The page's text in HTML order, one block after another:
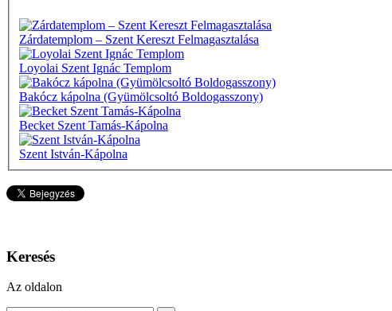
Zárdatemplom – Szent Kereszt Felmagasztalása
Loyolai Szent Ignác Templom
Bakócz kápolna (Gyümölcsoltó Boldogasszony)
Becket Szent Tamás-Kápolna
Szent István-Kápolna
Keresés
Az oldalon